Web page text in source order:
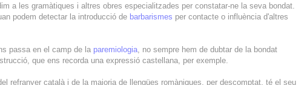
a les gramàtiques i altres obres especialitzades per constatar-ne la seva bondat.
podem detectar la introducció de barbarismes per contacte o influència d'altres
passa en el camp de la paremiologia , no sempre hem de dubtar de la bondat
que ens recorda una expressió castellana, per exemple.
refranyer català i de la majoria de llengües romàniques, per descomptat, té el seu